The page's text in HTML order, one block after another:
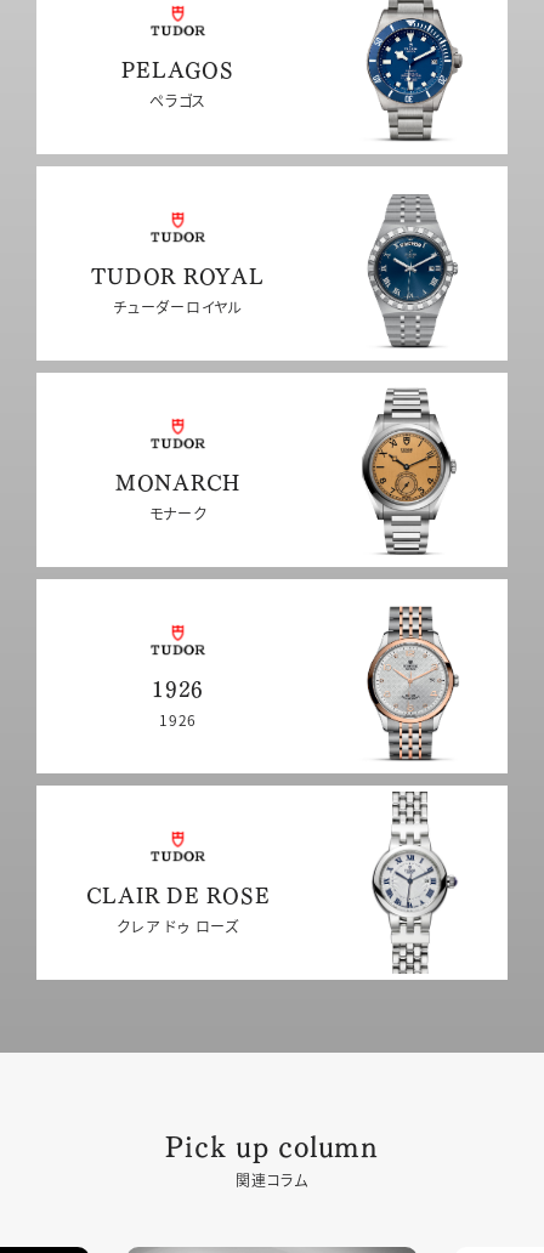
PELAGOS
ペラゴス
TUDOR ROYAL
チューダーロイヤル
MONARCH
モナーク
1926
1926
CLAIR DE ROSE
クレア ドゥ ローズ
Pick up column
関連コラム